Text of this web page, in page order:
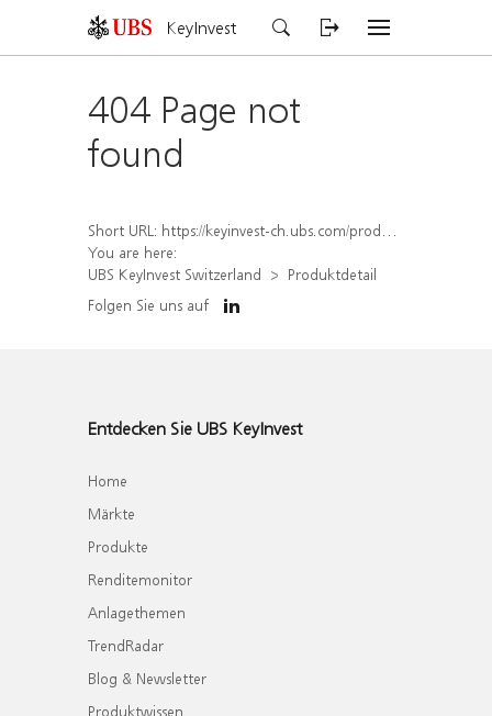
KeyInvest
404 Page not
found
Short URL: https://keyinvest-ch.ubs.com/produkt/detail/index/isin/CH1562160023
You are here:
UBS KeyInvest Switzerland
Produktdetail
Folgen Sie uns auf
Entdecken Sie UBS KeyInvest
Home
Märkte
Produkte
Renditemonitor
Anlagethemen
TrendRadar
Blog & Newsletter
Produktwissen